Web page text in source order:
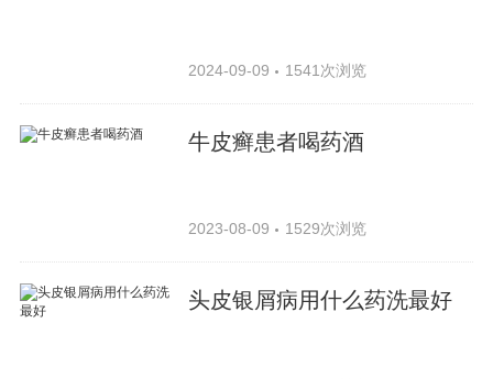
2024-09-09 1541次浏览
牛皮癣患者喝药酒
2023-08-09 1529次浏览
头皮银屑病用什么药洗最好